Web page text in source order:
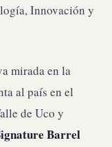
Innovación y
mirada en la
al país en el
de Uco y
Barrel